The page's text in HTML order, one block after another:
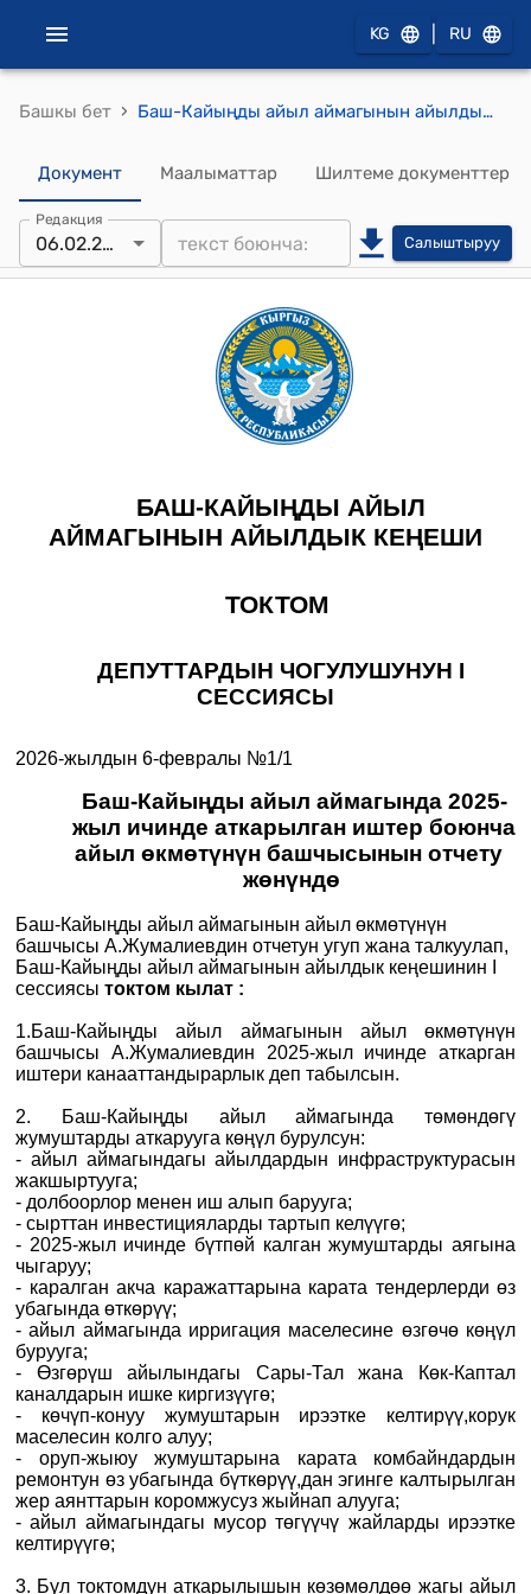
KG RU
Башкы бет › Баш-Кайыңды айыл аймагынын айылдык кеңешинин 2026-жылдын 6-февралындагы №1/1 "Баш-Кайыңды айыл аймагында 2025-жыл ичинде аткарылган иштер боюнча айыл өкмөтүнүн башчысынын отчету жөнүндө" Токтому
Документ Маалыматтар Шилтеме документтер
Редакция
06.02.2026 Салыштыруу